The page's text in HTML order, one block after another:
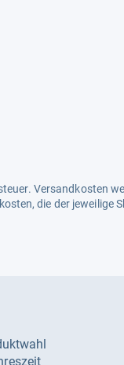
Versandkosten
die der jeweilige